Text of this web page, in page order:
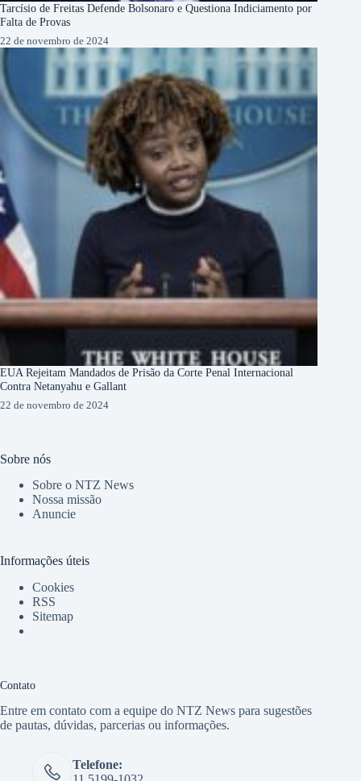
Tarcísio de Freitas Defende Bolsonaro e Questiona Indiciamento por
Falta de Provas
22 de novembro de 2024
EUA Rejeitam Mandados de Prisão da Corte Penal Internacional
Contra Netanyahu e Gallant
22 de novembro de 2024
Sobre nós
Sobre o NTZ News
Nossa missão
Anuncie
Informações úteis
Cookies
RSS
Sitemap
Contato
Entre em contato com a equipe do NTZ News para sugestões
de pautas, dúvidas, parcerias ou informações.
Telefone: